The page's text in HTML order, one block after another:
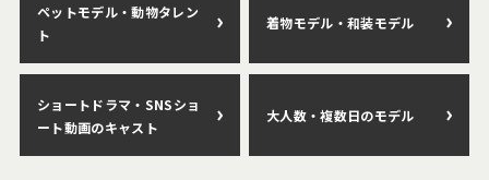
ペットモデル・動物タレン
ト
着物モデル・和装モデル
ショートドラマ・SNSショ
ート動画のキャスト
大人数・複数日のモデル